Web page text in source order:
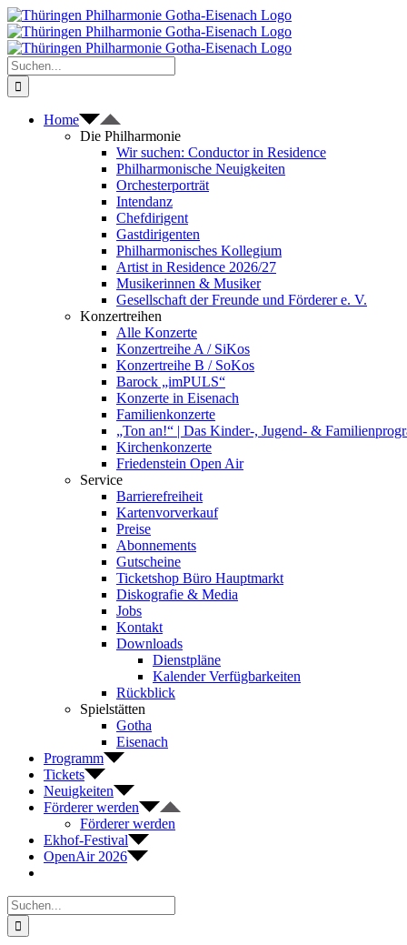
Zum
Inhalt
springen
Suche
nach:
Home
Die Philharmonie
Wir suchen: Conductor in Residence
Philharmonische Neuigkeiten
Orchesterporträt
Intendanz
Chefdirigent
Gastdirigenten
Philharmonisches Kollegium
Artist in Residence 2026/27
Musikerinnen & Musiker
Gesellschaft der Freunde und Förderer e. V.
Konzertreihen
Alle Konzerte
Konzertreihe A / SiKos
Konzertreihe B / SoKos
Barock „imPULS“
Konzerte in Eisenach
Familienkonzerte
„Ton an!“ | Das Kinder-, Jugend- &
Kirchenkonzerte
Friedenstein Open Air
Service
Barrierefreiheit
Kartenvorverkauf
Preise
Abonnements
Gutscheine
Ticketshop Büro Hauptmarkt
Diskografie & Media
Jobs
Kontakt
Downloads
Dienstpläne
Kalender Verfügbarkeiten
Rückblick
Spielstätten
Gotha
Eisenach
Programm
Tickets
Neuigkeiten
Förderer werden
Förderer werden
Ekhof-Festival
OpenAir 2026
Suche
nach: